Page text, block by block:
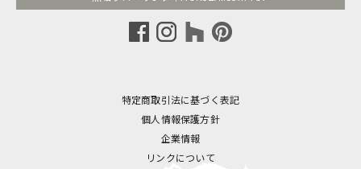
特定商取引法に基づく表記
個人情報保護方針
企業情報
リンクについて